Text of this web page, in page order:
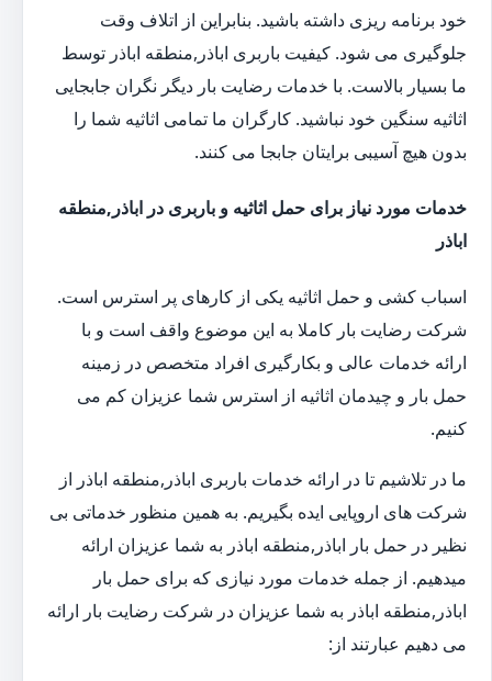
خود برنامه ریزی داشته باشید. بنابراین از اتلاف وقت
جلوگیری می شود. کیفیت باربری اباذر,منطقه اباذر توسط
ما بسیار بالاست. با خدمات رضایت بار دیگر نگران جابجایی
اثاثیه سنگین خود نباشید. کارگران ما تمامی اثاثیه شما را
بدون هیچ آسیبی برایتان جابجا می کنند.
خدمات مورد نیاز برای حمل اثاثیه و باربری در اباذر,منطقه
اباذر
اسباب کشی و حمل اثاثیه یکی از کارهای پر استرس است.
شرکت رضایت بار کاملا به این موضوع واقف است و با
ارائه خدمات عالی و بکارگیری افراد متخصص در زمینه
حمل بار و چیدمان اثاثیه از استرس شما عزیزان کم می
کنیم.
ما در تلاشیم تا در ارائه خدمات باربری اباذر,منطقه اباذر از
شرکت های اروپایی ایده بگیریم. به همین منظور خدماتی بی
نظیر در حمل بار اباذر,منطقه اباذر به شما عزیزان ارائه
میدهیم. از جمله خدمات مورد نیازی که برای حمل بار
اباذر,منطقه اباذر به شما عزیزان در شرکت رضایت بار ارائه
می دهیم عبارتند از: